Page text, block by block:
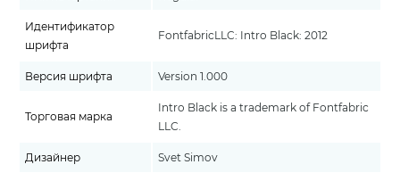
Идентификатор
шрифта
FontfabricLLC: Intro Black: 2012
Версия шрифта Version 1.000
Торговая марка
Intro Black is a trademark of Fontfabric
LLC.
Дизайнер Svet Simov